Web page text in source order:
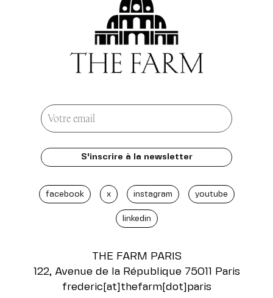
facebook x instagram youtube
linkedin
THE FARM
PARIS
122, Avenue de la République 75011 Paris
frederic[at]thefarm[dot]paris